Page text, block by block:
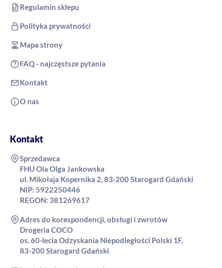
Regulamin sklepu
Polityka prywatności
Mapa strony
FAQ - najczęstsze pytania
Kontakt
O nas
Kontakt
Sprzedawca
FHU Ola Olga Jankowska
ul. Mikołaja Kopernika 2, 83-200 Starogard Gdański
NIP: 5922250446
REGON: 381269617
Adres do korespondencji, obsługi i zwrotów
Drogeria COCO
os. 60-lecia Odzyskania Niepodległości Polski 1F,
83-200 Starogard Gdański